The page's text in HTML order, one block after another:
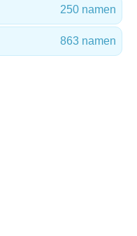
250 namen
863 namen